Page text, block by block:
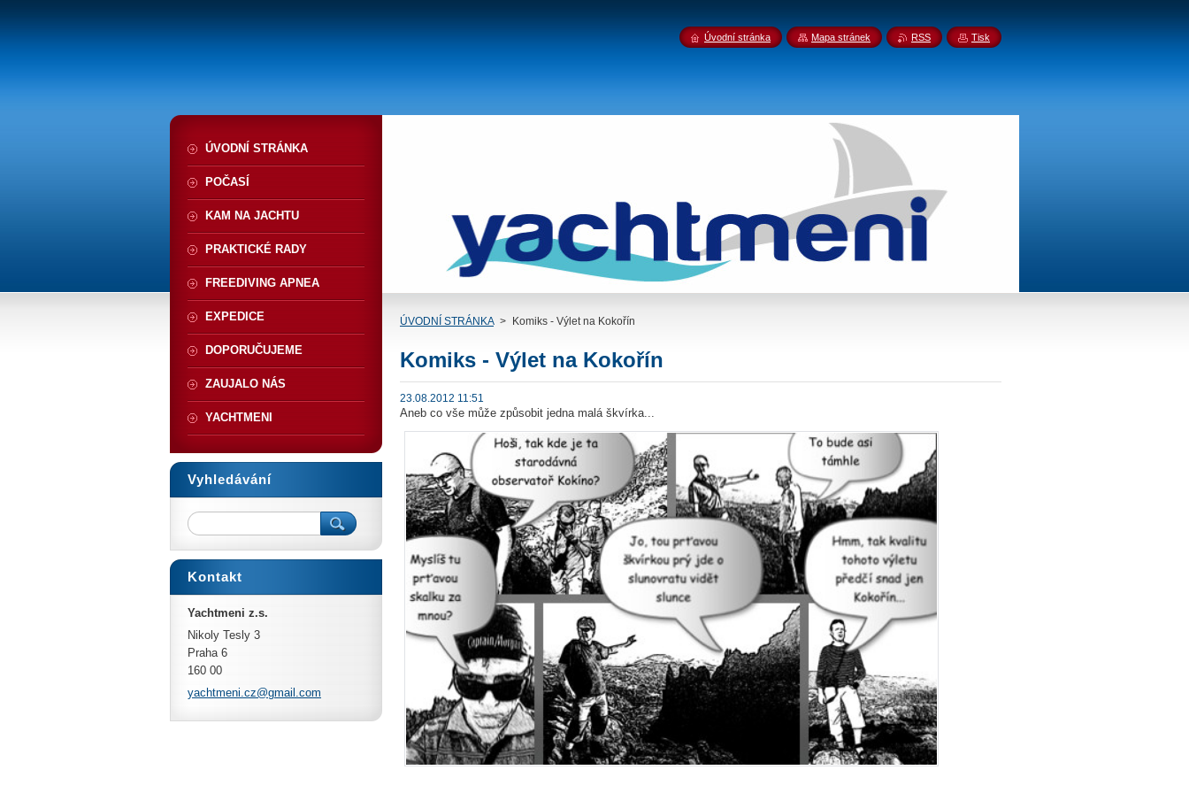
ÚVODNÍ STRÁNKA > Komiks - Výlet na Kokořín
Komiks - Výlet na Kokořín
23.08.2012 11:51
Aneb co vše může způsobit jedna malá škvírka...
ÚVODNÍ STRÁNKA
POČASÍ
KAM NA JACHTU
PRAKTICKÉ RADY
FREEDIVING APNEA
EXPEDICE
DOPORUČUJEME
ZAUJALO NÁS
YACHTMENI
Vyhledávání
Kontakt
Yachtmeni z.s.
Nikoly Tesly 3
Praha 6
160 00
yachtmeni.cz@gmail.com
Úvodní stránka Mapa stránek RSS Tisk